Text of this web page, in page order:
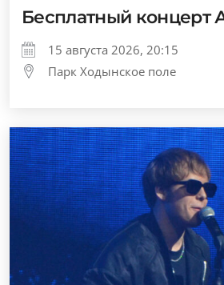
Бесплатный концерт
15 августа 2026, 20:15
Парк Ходынское поле